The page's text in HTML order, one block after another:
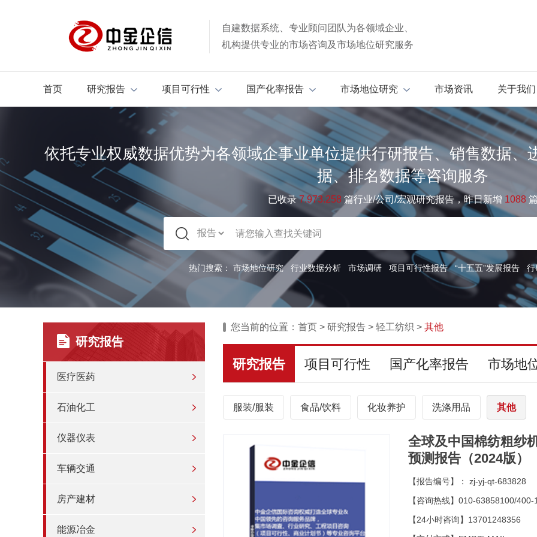
自建数据系统、专业顾问团队为各领域企业、
机构提供专业的市场咨询及市场地位研究服务
首页 研究报告 项目可行性 国产化率报告 市场地位研究 市场资讯 关于我们
依托专业权威数据优势为各领域企事业单位提供行研报告、销售数据、
据、排名数据等咨询服务
已收录7.973.258 篇行业/公司/宏观研究报告，昨日新增 1088
热门搜索： 市场地位研究 行业数据分析 市场调研 项目可行性报告 “十五五”发展报告 行
研究报告
医疗医药
石油化工
仪器仪表
车辆交通
房产建材
能源冶金
您当前的位置： 首页 > 研究报告 > 轻工纺织 > 其他
研究报告 项目可行性 国产化率报告 市场地
服装/服装 食品/饮料 化妆养护 洗涤用品 其他
全球及中国棉纺粗纱
预测报告（2024版）
【报告编号】： zj-yj-qt-683828
【咨询热线】010-63858100/
【24小时咨询】13701248356